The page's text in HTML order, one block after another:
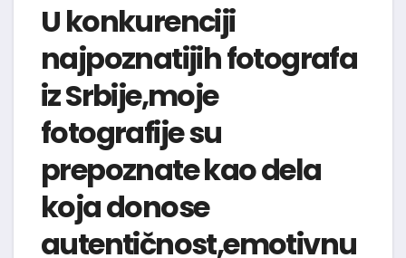
U konkurenciji
najpoznatijih fotografa
iz Srbije,moje
fotografije su
prepoznate kao dela
koja donose
autentičnost,emotivnu